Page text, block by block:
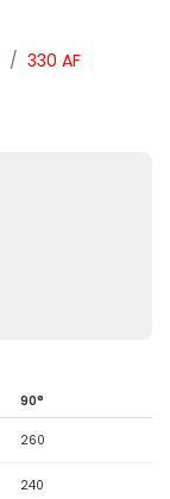
330 AF
90°
260
240